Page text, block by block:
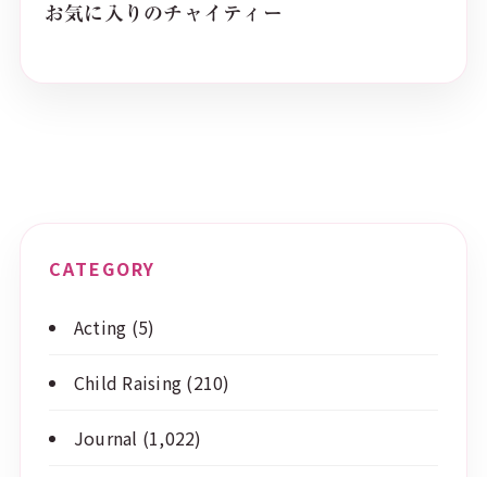
お気に入りのチャイティー
CATEGORY
Acting (5)
Child Raising (210)
Journal (1,022)